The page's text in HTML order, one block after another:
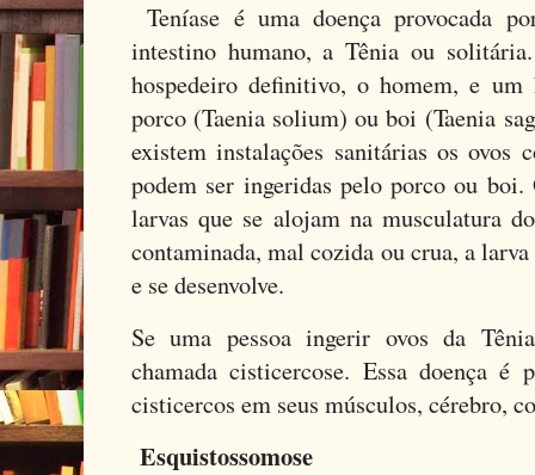
Teníase é uma doença provocada
intestino humano, a Tênia ou
hospedeiro definitivo, o homem, e um
porco (Taenia solium) ou boi (Taenia
existem instalações sanitárias os ovos
podem ser ingeridas pelo porco ou boi.
larvas que se alojam na musculatura
contaminada, mal cozida ou crua, a
e se desenvolve.
Se uma pessoa ingerir ovos da
chamada cisticercose. Essa doença é
cisticercos em seus músculos, cérebro,
Esquistossomose